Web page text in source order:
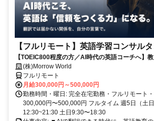
【フルリモート】英語学習コンサルタ
【TOEIC800程度の方／AI時代の英語コーチへ】
い。受講生の学習習慣と“自分の言葉で伝える力”
(株)Morrow World
フルリモート
月給300,000円～500,000円
勤務時間・曜日: 完全在宅勤務・フルリモート
300,000円〜500,000円 フルタイム 週5日（土
12:30~21:30 土日9:30〜18:30